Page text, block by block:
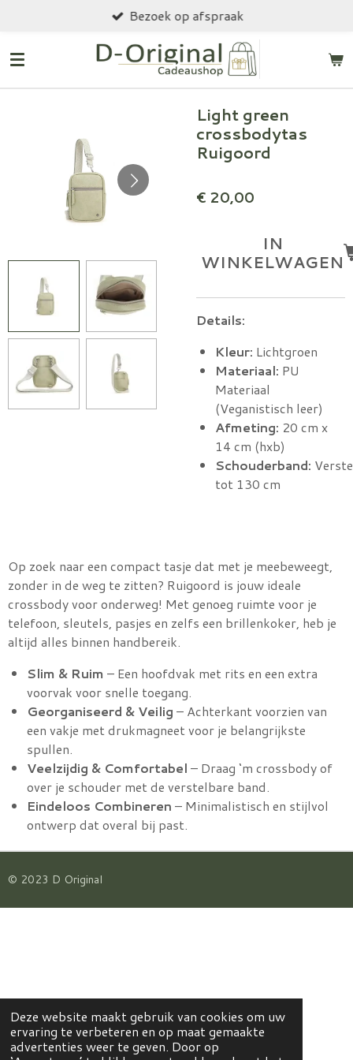
Deze website maakt gebruik van cookies om uw
ervaring te verbeteren en op maat gemaakte
advertenties weer te geven. Door op
naar
hoofdinhoud
Bezoek op afspraak
Light green
crossbodytas
Ruigoord
€ 20,00
IN
WINKELWAGEN
Details:
Kleur: Lichtgroen
Materiaal: PU
Materiaal
(Veganistisch leer)
Afmeting: 20 cm x
14 cm (hxb)
Schouderband:
tot 130 cm
Op zoek naar een compact tasje dat met je meebeweegt,
zonder in de weg te zitten? Ruigoord is jouw ideale
crossbody voor onderweg! Met genoeg ruimte voor je
telefoon, sleutels, pasjes en zelfs een brillenkoker, heb je
altijd alles binnen handbereik.
Slim & Ruim – Een hoofdvak met rits en een extra
voorvak voor snelle toegang.
Georganiseerd & Veilig – Achterkant voorzien van
een vakje met drukmagneet voor je belangrijkste
spullen.
Veelzijdig & Comfortabel – Draag ‘m crossbody of
over je schouder met de verstelbare band.
Eindeloos Combineren – Minimalistisch en stijlvol
ontwerp dat overal bij past.
© 2023 D Original